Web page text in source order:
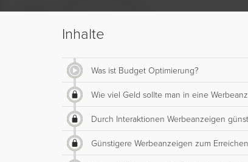
Inhalte
Was ist Budget Optimierung?
Wie viel Geld sollte man in eine
Durch Interaktionen Werbeanzeigen
Günstigere Werbeanzeigen zum